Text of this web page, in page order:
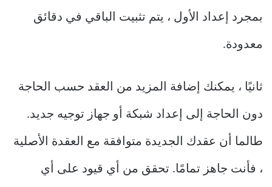
بمجرد إعداد الأول ، يتم تثبيت الباقي في دقائق
معدودة.
ثانيًا ، يمكنك إضافة المزيد من العقد حسب الحاجة
دون الحاجة إلى إعداد شبكة أو جهاز توجيه جديد.
طالما أن عقدك الجديدة متوافقة مع العقدة الأصلية
، فأنت جاهز تمامًا. تحقق من أي قيود على أي